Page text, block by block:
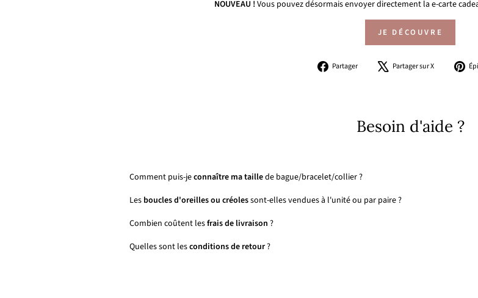
NOUVEAU !Vous pouvez désormais envoyer directement la e-carte
JE DÉCOUVRE
Partager
PartagerPartager sur X
Tweeter
Besoin d'aide ?
Comment puis-jeconnaître ma taillede bague/bracelet/collier ?
Les boucles d'oreilles ou créolessont-elles vendues à l'unité ou par paire ?
Combien coûtent lesfrais de livraison ?
Quelles sont lesconditions de retour?